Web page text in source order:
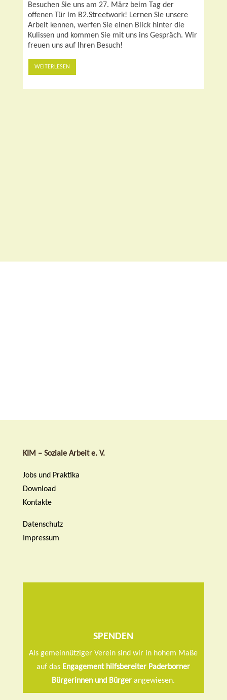
Besuchen Sie uns am 27. März beim Tag der
offenen Tür im B2.Streetwork! Lernen Sie unsere
Arbeit kennen, werfen Sie einen Blick hinter die
Kulissen und kommen Sie mit uns ins Gespräch. Wir
freuen uns auf Ihren Besuch!
WEITERLESEN
KIM – Soziale Arbeit e. V.
Jobs und Praktika
Download
Kontakte
Datenschutz
Impressum
SPENDEN
Als gemeinnütziger Verein sind wir in hohem Maße
auf das Engagement hilfsbereiter Paderborner
Bürgerinnen und Bürgerangewiesen.